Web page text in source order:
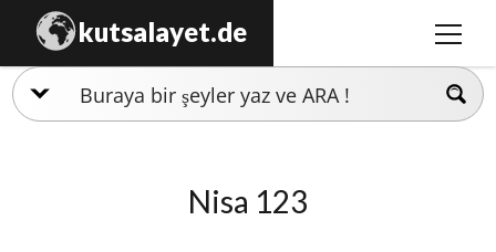
kutsalayet.de
menüyü
İslamiyet
Nisa 123